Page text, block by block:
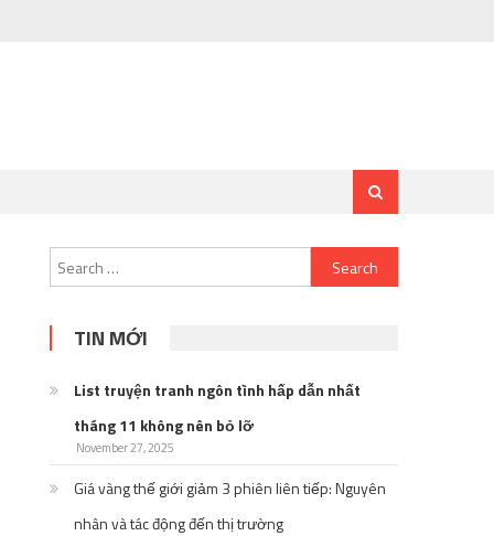
Search
for:
TIN MỚI
List truyện tranh ngôn tình hấp dẫn nhất
tháng 11 không nên bỏ lỡ
November 27, 2025
Giá vàng thế giới giảm 3 phiên liên tiếp: Nguyên
nhân và tác động đến thị trường